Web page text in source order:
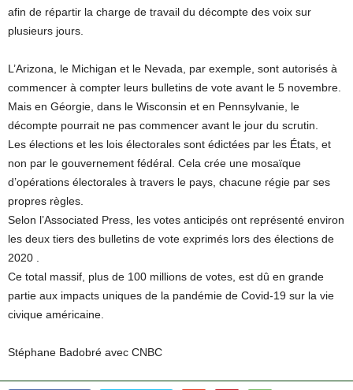
afin de répartir la charge de travail du décompte des voix sur
plusieurs jours.
L’Arizona, le Michigan et le Nevada, par exemple, sont autorisés à
commencer à compter leurs bulletins de vote avant le 5 novembre.
Mais en Géorgie, dans le Wisconsin et en Pennsylvanie, le
décompte pourrait ne pas commencer avant le jour du scrutin.
Les élections et les lois électorales sont édictées par les États, et
non par le gouvernement fédéral. Cela crée une mosaïque
d’opérations électorales à travers le pays, chacune régie par ses
propres règles.
Selon l’Associated Press, les votes anticipés ont représenté environ
les deux tiers des bulletins de vote exprimés lors des élections de
2020 .
Ce total massif, plus de 100 millions de votes, est dû en grande
partie aux impacts uniques de la pandémie de Covid-19 sur la vie
civique américaine.
Stéphane Badobré avec CNBC